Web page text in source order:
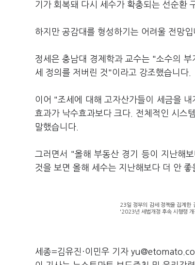
기가 회복돼 다시 세수가 확충되는 선순환
하지만 공감대를 형성하기는 어려울 전망입
정세은 충남대 경제학과 교수는 "소수의
세 정의를 저버린 것"이라고 강조했습니다.
이어 "조세에 대해 고자산가들이 세금을
효과가 낙수효과보다 크다. 전체적인 시스
말했습니다.
그러면서 "올해 부동산 경기 등이 지난해
것을 보면 올해 세수는 지난해보다 더 안
23일 정부의 감세 정책을 집계한
'2023년 세법개정 후속 시행령
세종=김유진·이민우 기자